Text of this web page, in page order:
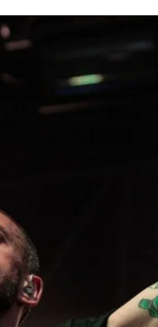
Трубецкой» Сергій
2015» у Києві, 23
вийшли на
та інших
Трубєцкой» і
света» стали
багато
чем? Равнодушие
следующий
сейчас, как
на сторінках
нічого не пише
лиши